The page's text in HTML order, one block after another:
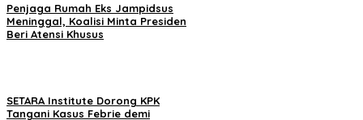
Penjaga Rumah Eks Jampidsus
Meninggal, Koalisi Minta Presiden
Beri Atensi Khusus
SETARA Institute Dorong KPK
Tangani Kasus Febrie demi